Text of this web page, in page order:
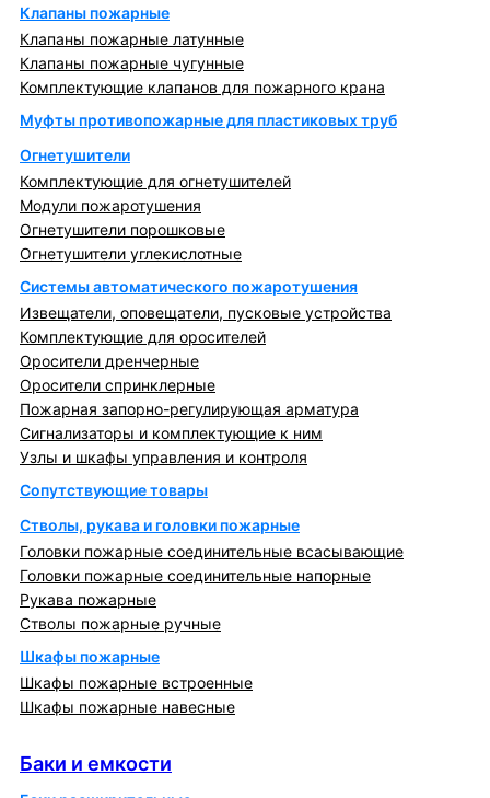
Клапаны пожарные
Клапаны пожарные латунные
Клапаны пожарные чугунные
Комплектующие клапанов для пожарного крана
Муфты противопожарные для пластиковых труб
Огнетушители
Комплектующие для огнетушителей
Модули пожаротушения
Огнетушители порошковые
Огнетушители углекислотные
Системы автоматического пожаротушения
Извещатели, оповещатели, пусковые устройства
Комплектующие для оросителей
Оросители дренчерные
Оросители спринклерные
Пожарная запорно-регулирующая арматура
Сигнализаторы и комплектующие к ним
Узлы и шкафы управления и контроля
Сопутствующие товары
Стволы, рукава и головки пожарные
Головки пожарные соединительные всасывающие
Головки пожарные соединительные напорные
Рукава пожарные
Стволы пожарные ручные
Шкафы пожарные
Шкафы пожарные встроенные
Шкафы пожарные навесные
Баки и емкости